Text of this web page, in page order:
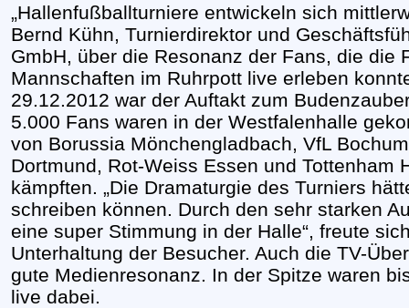
„Hallenfußballturniere entwickeln sich
Bernd Kühn, Turnierdirektor und
GmbH, über die Resonanz der Fans, die die
Mannschaften im Ruhrpott live erleben
29.12.2012 war der Auftakt zum
5.000 Fans waren in der Westfalenhalle
von Borussia Mönchengladbach, VfL
Dortmund, Rot-Weiss Essen und Tottenham
kämpften. „Die Dramaturgie des Turniers
schreiben können. Durch den sehr starken
eine super Stimmung in der Halle“, freute
Unterhaltung der Besucher. Auch die TV-
gute Medienresonanz. In der Spitze waren
live dabei.